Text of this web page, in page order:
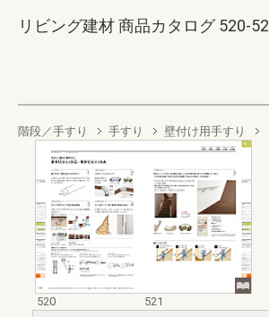
リビング建材 商品カタログ 520-
階段／手すり 手すり 壁付け用手すり
520
521